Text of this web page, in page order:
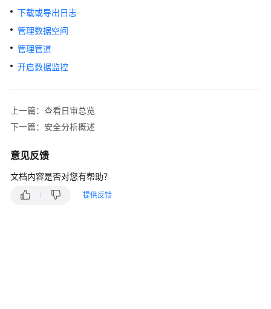
产
品
介
绍
说
速
入
下载或导出日志
管理数据空间
管理管道
开启数据监控
上一篇：查看日审总览
下一篇：安全分析概述
意见反馈
文档内容是否对您有帮助？
提供反馈